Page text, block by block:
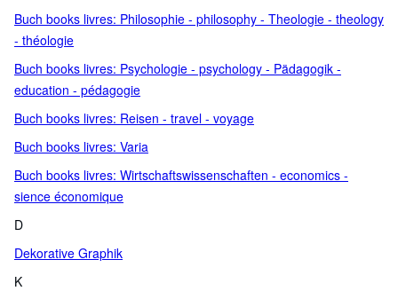
Buch books livres: Philosophie - philosophy - Theologie - theology
- théologie
Buch books livres: Psychologie - psychology - Pädagogik -
education - pédagogie
Buch books livres: Reisen - travel - voyage
Buch books livres: Varia
Buch books livres: Wirtschaftswissenschaften - economics -
sience économique
D
Dekorative Graphik
K